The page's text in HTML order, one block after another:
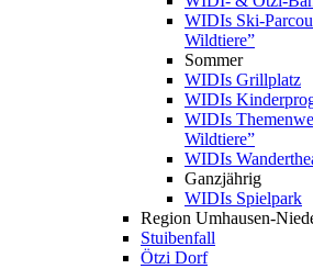
WIDIs Ski-
Wildtiere”
Sommer
WIDIs Grillplatz
WIDIs
WIDIs
Wildtiere”
WIDIs
Ganzjährig
WIDIs Spielpark
Region Umhausen-
Stuibenfall
Ötzi Dorf